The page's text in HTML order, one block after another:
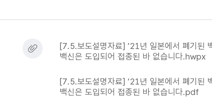
[7.5.보도설명자료] ’21년 일본에서 폐기된
백신은 도입되어 접종된 바 없습니다.hwpx
[7.5.보도설명자료] ’21년 일본에서 폐기된
백신은 도입되어 접종된 바 없습니다.pdf